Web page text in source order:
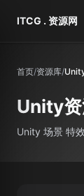
ITCG . 资源网
首页/资源库/
Unity
Unity 场景 特